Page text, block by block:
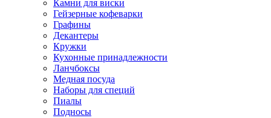
Камни для виски
Гейзерные кофеварки
Графины
Декантеры
Кружки
Кухонные принадлежности
Ланчбоксы
Медная посуда
Наборы для специй
Пиалы
Подносы